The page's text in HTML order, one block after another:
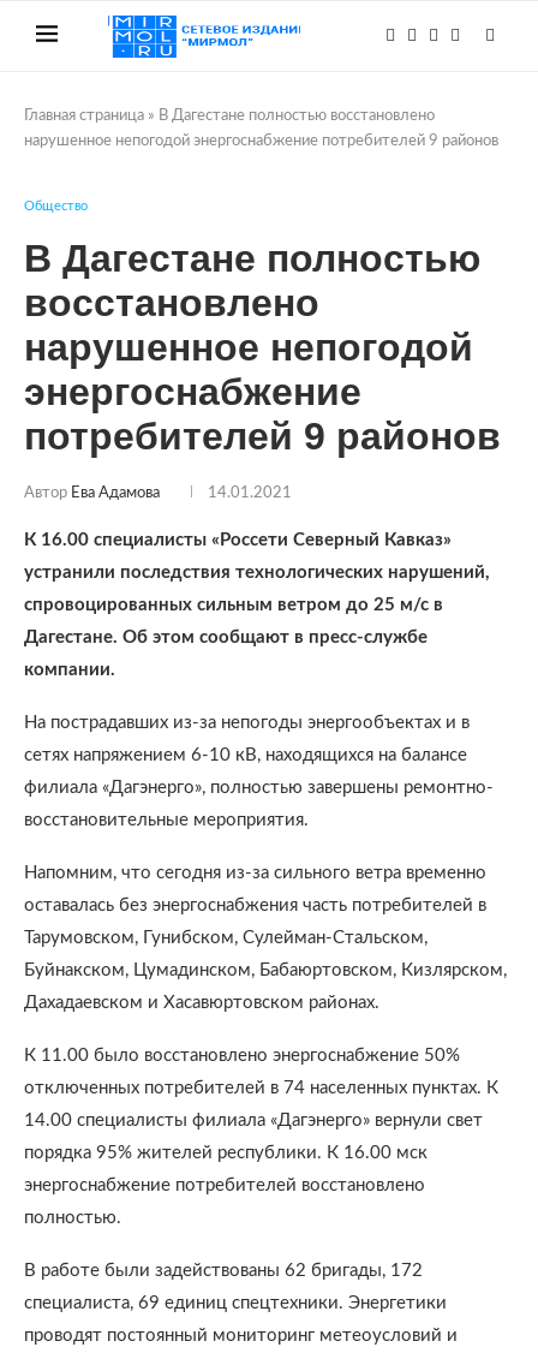
Главная страница » В Дагестане полностью восстановлено
нарушенное непогодой энергоснабжение потребителей 9 районов
Общество
В Дагестане полностью
восстановлено
нарушенное непогодой
энергоснабжение
потребителей 9 районов
Автор Ева Адамова 14.01.2021
К 16.00 специалисты «Россети Северный Кавказ»
устранили последствия технологических нарушений,
спровоцированных сильным ветром до 25 м/с в
Дагестане. Об этом сообщают в пресс-службе
компании.
На пострадавших из-за непогоды энергообъектах и в
сетях напряжением 6-10 кВ, находящихся на балансе
филиала «Дагэнерго», полностью завершены ремонтно-
восстановительные мероприятия.
Напомним, что сегодня из-за сильного ветра временно
оставалась без энергоснабжения часть потребителей в
Тарумовском, Гунибском, Сулейман-Стальском,
Буйнакском, Цумадинском, Бабаюртовском, Кизлярском,
Дахадаевском и Хасавюртовском районах.
К 11.00 было восстановлено энергоснабжение 50%
отключенных потребителей в 74 населенных пунктах. К
14.00 специалисты филиала «Дагэнерго» вернули свет
порядка 95% жителей республики. К 16.00 мск
энергоснабжение потребителей восстановлено
полностью.
В работе были задействованы 62 бригады, 172
специалиста, 69 единиц спецтехники. Энергетики
проводят постоянный мониторинг метеоусловий и